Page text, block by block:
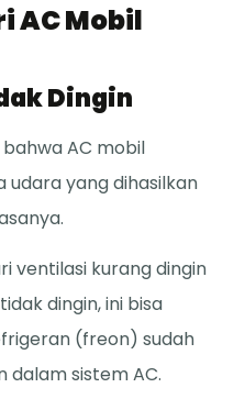
AC Mobil
Dingin
AC mobil
yang dihasilkan
ventilasi kurang dingin
dingin, ini bisa
(freon) sudah
dalam sistem AC.